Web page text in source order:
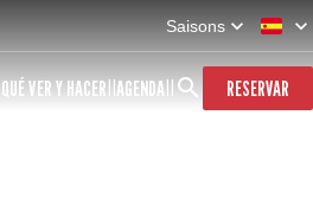
Saisons
QUÉ VER Y HACER AGENDA RESERVAR